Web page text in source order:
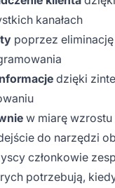
kanałach
poprzez
dzięki
w miarę
do narzędzi
członkowie
potrzebują,